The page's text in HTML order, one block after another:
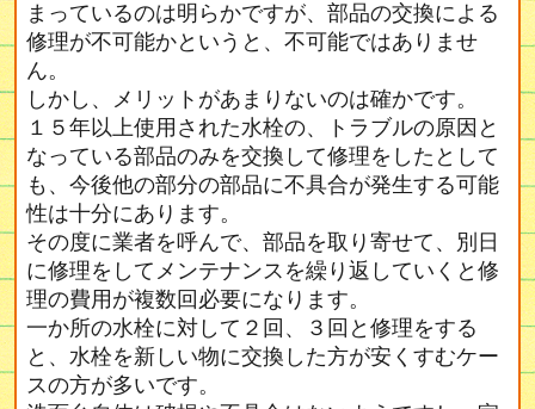
まっているのは明らかですが、部品の交換による
修理が不可能かというと、不可能ではありませ
ん。
しかし、メリットがあまりないのは確かです。
１５年以上使用された水栓の、トラブルの原因と
なっている部品のみを交換して修理をしたとして
も、今後他の部分の部品に不具合が発生する可能
性は十分にあります。
その度に業者を呼んで、部品を取り寄せて、別日
に修理をしてメンテナンスを繰り返していくと修
理の費用が複数回必要になります。
一か所の水栓に対して２回、３回と修理をする
と、水栓を新しい物に交換した方が安くすむケー
スの方が多いです。